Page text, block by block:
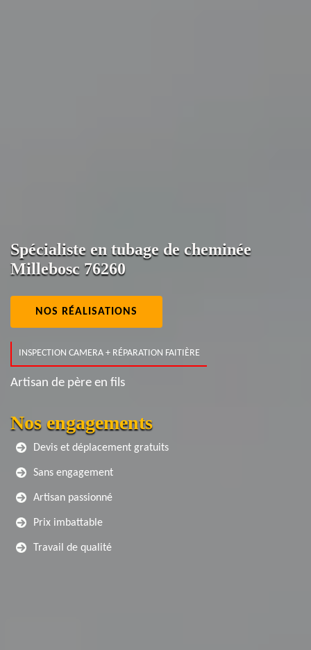
Spécialiste en tubage de cheminée
Millebosc 76260
NOS RÉALISATIONS
INSPECTION CAMERA + RÉPARATION FAITIÈRE
Artisan de père en fils
Nos engagements
Devis et déplacement gratuits
Sans engagement
Artisan passionné
Prix imbattable
Travail de qualité